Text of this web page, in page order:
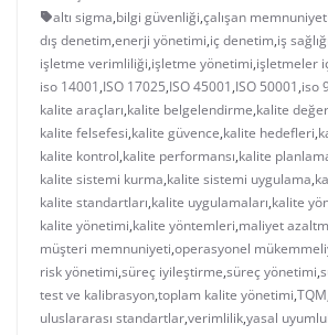
altı sigma,bilgi güvenliği,çalışan memnuniyeti
dış denetim,enerji yönetimi,iç denetim,iş
işletme verimliliği,işletme yönetimi,işletmeler
iso 14001,ISO 17025,ISO 45001,ISO 50001,iso
kalite araçları,kalite belgelendirme,kalite
kalite felsefesi,kalite güvence,kalite hedefleri,
kalite kontrol,kalite performansı,kalite
kalite sistemi kurma,kalite sistemi uygulama,
kalite standartları,kalite uygulamaları,kalite
kalite yönetimi,kalite yöntemleri,maliyet
müşteri memnuniyeti,operasyonel
risk yönetimi,süreç iyileştirme,süreç yönetimi,
test ve kalibrasyon,toplam kalite yönetimi,TQM
uluslararası standartlar,verimlilik,yasal